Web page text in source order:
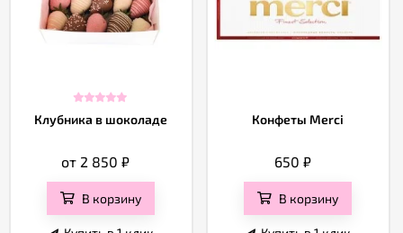
Клубника в шоколаде
от 2 850₽
В корзину
Конфеты Merci
650 ₽
В корзину